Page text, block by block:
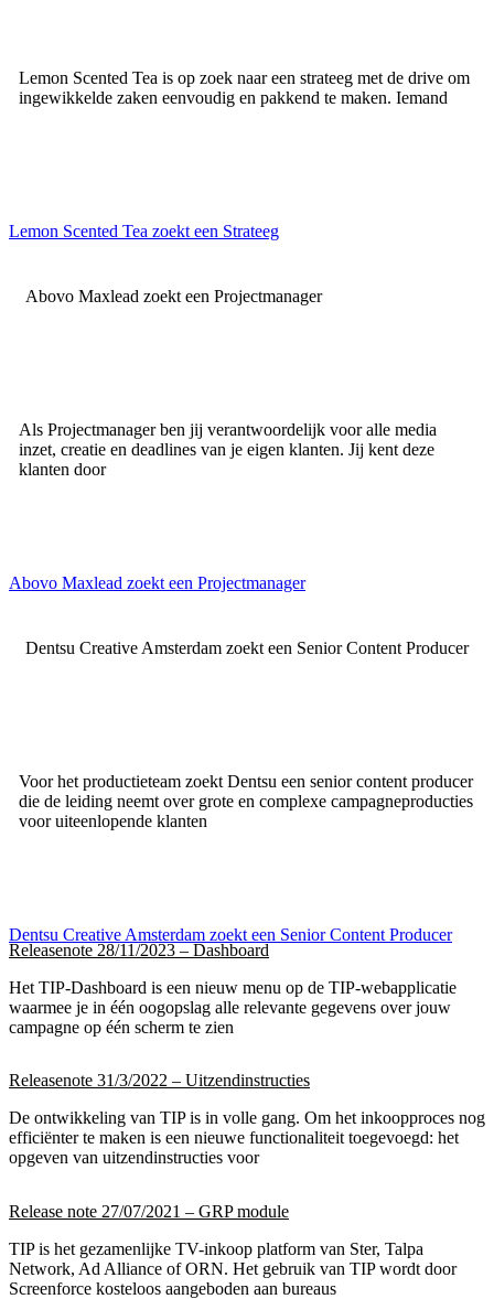
Lemon Scented Tea is op zoek naar een strateeg met de drive om
ingewikkelde zaken eenvoudig en pakkend te maken. Iemand
Lemon Scented Tea zoekt een Strateeg
Abovo Maxlead zoekt een Projectmanager
Als Projectmanager ben jij verantwoordelijk voor alle media
inzet, creatie en deadlines van je eigen klanten. Jij kent deze
klanten door
Abovo Maxlead zoekt een Projectmanager
Dentsu Creative Amsterdam zoekt een Senior Content Producer
Voor het productieteam zoekt Dentsu een senior content producer
die de leiding neemt over grote en complexe campagneproducties
voor uiteenlopende klanten
Dentsu Creative Amsterdam zoekt een Senior Content Producer
Releasenote 28/11/2023 – Dashboard
Het TIP-Dashboard is een nieuw menu op de TIP-webapplicatie
waarmee je in één oogopslag alle relevante gegevens over jouw
campagne op één scherm te zien
Releasenote 31/3/2022 – Uitzendinstructies
De ontwikkeling van TIP is in volle gang. Om het inkoopproces nog
efficiënter te maken is een nieuwe functionaliteit toegevoegd: het
opgeven van uitzendinstructies voor
Release note 27/07/2021 – GRP module
TIP is het gezamenlijke TV-inkoop platform van Ster, Talpa
Network, Ad Alliance of ORN. Het gebruik van TIP wordt door
Screenforce kosteloos aangeboden aan bureaus